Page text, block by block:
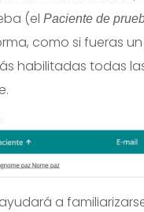
(el Paciente de
como si fueras
habilitadas todas
a